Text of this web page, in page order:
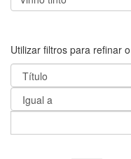
Utilizar filtros para refinar